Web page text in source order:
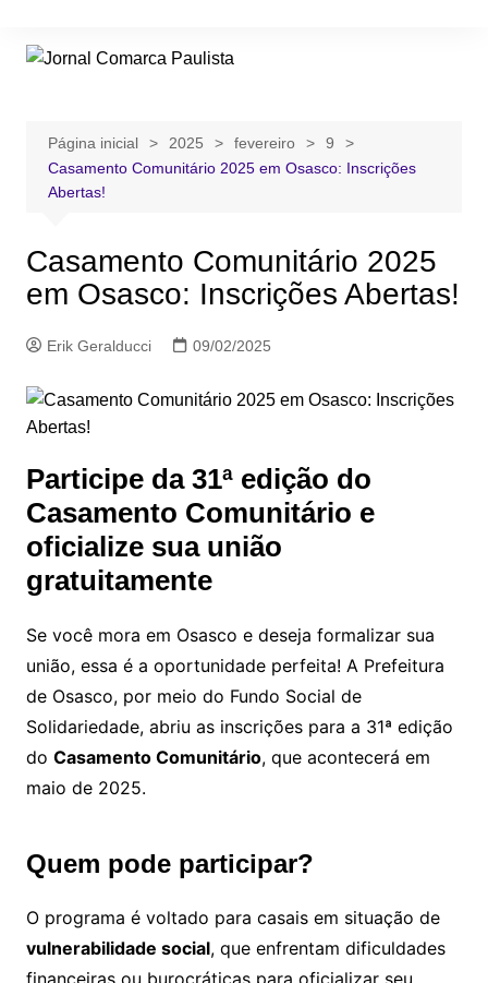
Página inicial 2025 fevereiro
9
Casamento Comunitário 2025 em Osasco: Inscrições
Abertas!
Casamento Comunitário 2025
em Osasco: Inscrições Abertas!
Erik Geralducci 09/02/2025
Participe da 31ª edição do
Casamento Comunitário e
oficialize sua união
gratuitamente
Se você mora em Osasco e deseja formalizar sua
união, essa é a oportunidade perfeita! A Prefeitura
de Osasco, por meio do Fundo Social de
Solidariedade, abriu as inscrições para a 31ª edição
do Casamento Comunitário, que acontecerá em
maio de 2025.
Quem pode participar?
O programa é voltado para casais em situação de
vulnerabilidade social, que enfrentam dificuldades